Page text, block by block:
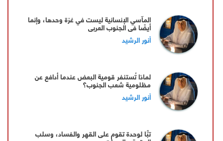
المآسي الإنسانية ليست في غزة وحدها، وإنما
أيضًا في الجنوب العربي
أنور الرشيد
لماذا تُستنفر قومية البعض عندما أدافع عن
مظلومية شعب الجنوب؟
أنور الرشيد
تبًّا لوحدة تقوم على القهر والفساد، وسلب